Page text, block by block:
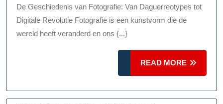
Fotografie
De Geschiedenis van Fotografie: Van Daguerreotypes tot
Digitale Revolutie Fotografie is een kunstvorm die de
wereld heeft veranderd en ons {...}
READ MORE
MORE